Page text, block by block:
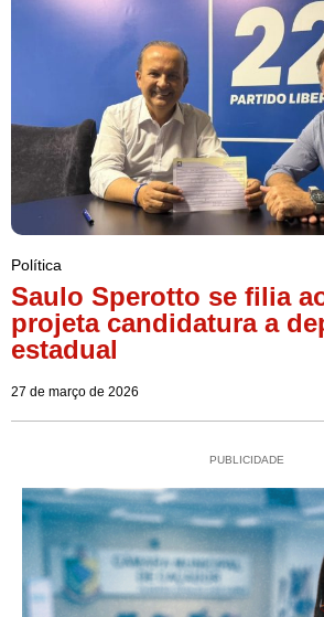
Política
Saulo Sperotto se filia
projeta candidatura a
estadual
27 de março de 2026
PUBLICIDADE